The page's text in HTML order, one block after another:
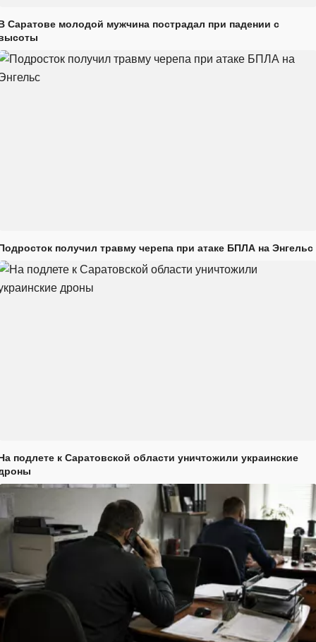
Саратове молодой мужчина пострадал при падении с
получил травму черепа при атаке БПЛА на Энгельс
подлете к Саратовской области уничтожили украинские